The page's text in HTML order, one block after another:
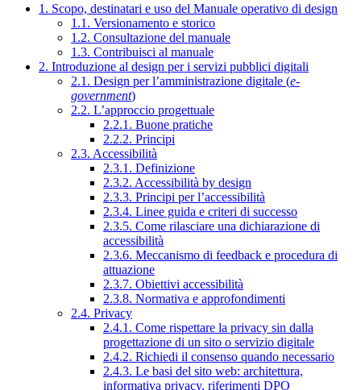
1. Scopo, destinatari e uso del Manuale operativo di design
1.1. Versionamento e storico
1.2. Consultazione del manuale
1.3. Contribuisci al manuale
2. Introduzione al design per i servizi pubblici digitali
2.1. Design per l’amministrazione digitale (e-
government)
2.2. L’approccio progettuale
2.2.1. Buone pratiche
2.2.2. Principi
2.3. Accessibilità
2.3.1. Definizione
2.3.2. Accessibilità by design
2.3.3. Principi per l’accessibilità
2.3.4. Linee guida e criteri di successo
2.3.5. Come rilasciare una dichiarazione di
accessibilità
2.3.6. Meccanismo di feedback e procedura di
attuazione
2.3.7. Obiettivi accessibilità
2.3.8. Normativa e approfondimenti
2.4. Privacy
2.4.1. Come rispettare la privacy sin dalla
progettazione di un sito o servizio digitale
2.4.2. Richiedi il consenso quando necessario
2.4.3. Le basi del sito web: architettura,
informativa privacy, riferimenti DPO